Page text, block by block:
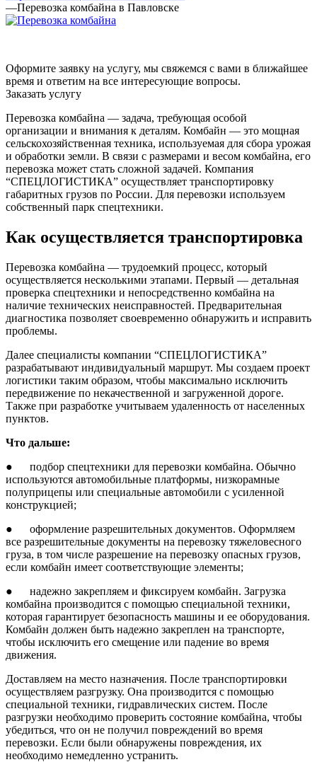
—Перевозка комбайна в Павловске
Оформите заявку на услугу, мы свяжемся с вами в ближайшее
время и ответим на все интересующие вопросы.
Заказать услугу
Перевозка комбайна — задача, требующая особой
организации и внимания к деталям. Комбайн — это мощная
сельскохозяйственная техника, используемая для сбора урожая
и обработки земли. В связи с размерами и весом комбайна, его
перевозка может стать сложной задачей. Компания
“СПЕЦЛОГИСТИКА” осуществляет транспортировку
габаритных грузов по России. Для перевозки используем
собственный парк спецтехники.
Как осуществляется транспортировка
Перевозка комбайна — трудоемкий процесс, который
осуществляется несколькими этапами. Первый — детальная
проверка спецтехники и непосредственно комбайна на
наличие технических неисправностей. Предварительная
диагностика позволяет своевременно обнаружить и исправить
проблемы.
Далее специалисты компании “СПЕЦЛОГИСТИКА”
разрабатывают индивидуальный маршрут. Мы создаем проект
логистики таким образом, чтобы максимально исключить
передвижение по некачественной и загруженной дороге.
Также при разработке учитываем удаленность от населенных
пунктов.
Что дальше:
● подбор спецтехники для перевозки комбайна. Обычно
используются автомобильные платформы, низкорамные
полуприцепы или специальные автомобили с усиленной
конструкцией;
● оформление разрешительных документов. Оформляем
все разрешительные документы на перевозку тяжеловесного
груза, в том числе разрешение на перевозку опасных грузов,
если комбайн имеет соответствующие элементы;
● надежно закрепляем и фиксируем комбайн. Загрузка
комбайна производится с помощью специальной техники,
которая гарантирует безопасность машины и ее оборудования.
Комбайн должен быть надежно закреплен на транспорте,
чтобы исключить его смещение или падение во время
движения.
Доставляем на место назначения. После транспортировки
осуществляем разгрузку. Она производится с помощью
специальной техники, гидравлических систем. После
разгрузки необходимо проверить состояние комбайна, чтобы
убедиться, что он не получил повреждений во время
перевозки. Если были обнаружены повреждения, их
необходимо немедленно устранить.